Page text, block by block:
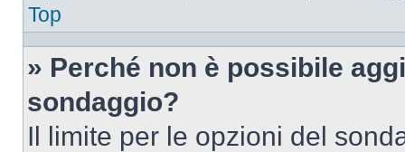
Top
» Perché non è possibile
sondaggio?
Il limite per le opzioni del